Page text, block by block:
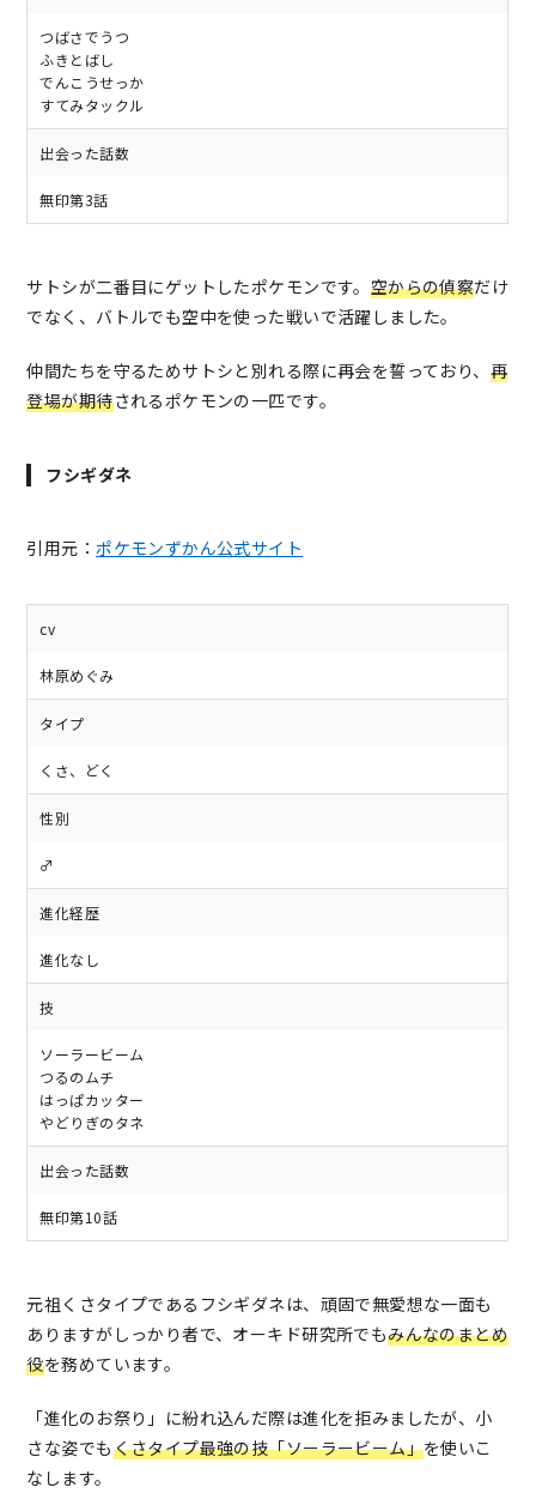
つばさでうつ
ふきとばし
でんこうせっか
すてみタックル
出会った話数
無印第3話
サトシが二番目にゲットしたポケモンです。 空からの偵察だけ
でなく、バトルでも空中を使った戦いで活躍しました。
仲間たちを守るためサトシと別れる際に再会を誓っており、 再
登場が期待されるポケモンの一匹です。
フシギダネ
引用元：ポケモンずかん公式サイト
cv
林原めぐみ
タイプ
くさ、どく
性別
♂
進化経歴
進化なし
技
ソーラービーム
つるのムチ
はっぱカッター
やどりぎのタネ
出会った話数
無印第10話
元祖くさタイプであるフシギダネは、頑固で無愛想な一面も
ありますがしっかり者で、オーキド研究所でもみんなのまとめ
役を務めています。
「進化のお祭り」に紛れ込んだ際は進化を拒みましたが、小
さな姿でもくさタイプ最強の技「ソーラービーム」を使いこ
なします。